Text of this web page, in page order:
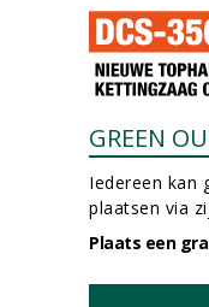
GREEN
Iedereen kan
plaatsen via
Plaats een